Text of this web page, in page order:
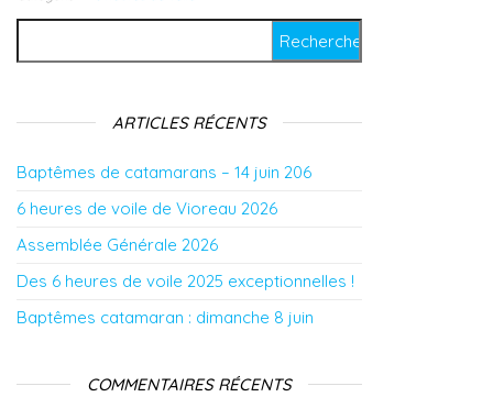
ARTICLES RÉCENTS
Baptêmes de catamarans – 14 juin 206
6 heures de voile de Vioreau 2026
Assemblée Générale 2026
Des 6 heures de voile 2025 exceptionnelles !
Baptêmes catamaran : dimanche 8 juin
COMMENTAIRES RÉCENTS